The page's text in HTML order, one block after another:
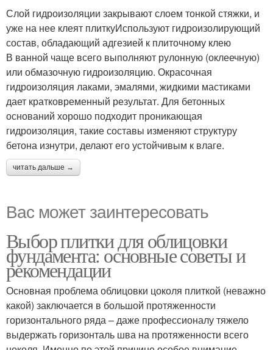
Слой гидроизоляции закрывают слоем тонкой стяжки, и
уже на нее клеят плиткуИспользуют гидроизолирующий
состав, обладающий адгезией к плиточному клею
В ванной чаще всего выполняют рулонную (оклеечную)
или обмазочную гидроизоляцию. Окрасочная
гидроизоляция лаками, эмалями, жидкими мастиками
дает кратковременный результат. Для бетонных
оснований хорошо подходит проникающая
гидроизоляция, такие составы изменяют структуру
бетона изнутри, делают его устойчивым к влаге.
читать дальше →
Вас может заинтересовать
Выбор плитки для облицовки
фундамента: основные советы и
рекомендации
Основная проблема облицовки цоколя плиткой (неважно
какой) заключается в большой протяженности
горизонтального ряда – даже профессионалу тяжело
выдержать горизонталь шва на протяженности всего